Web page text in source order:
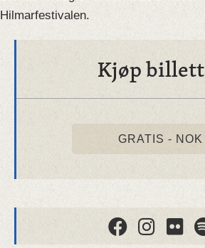
Hilmarfestivalen.
Kjøp
GRATIS - NOK